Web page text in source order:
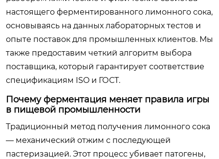
настоящего ферментированного лимонного сока,
основываясь на данных лабораторных тестов и
опыте поставок для промышленных клиентов. Мы
также предоставим четкий алгоритм выбора
поставщика, который гарантирует соответствие
спецификациям ISO и ГОСТ.
Почему ферментация меняет правила игры
в пищевой промышленности
Традиционный метод получения лимонного сока
— механический отжим с последующей
пастеризацией. Этот процесс убивает патогены,